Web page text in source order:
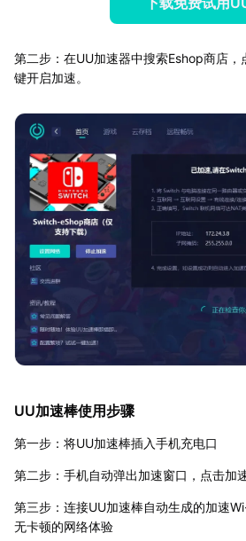
第二步：在UU加速器中搜索Eshop商店
键开启加速。
UU加速棒使用步骤
第一步：将UU加速棒插入手机充电口
第二步：手机自动弹出加速窗口，点击加
第三步：连接UU加速棒自动生成的加速
无卡顿的网络体验